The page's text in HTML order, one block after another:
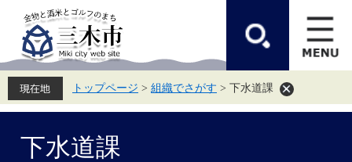
先
頭
す。
を
飛
し
トップページ > 組織でさがす > 下水道課
下水道課